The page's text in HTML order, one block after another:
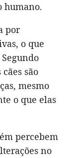
humano.
por
o que
são
mesmo
o que elas
percebem
no